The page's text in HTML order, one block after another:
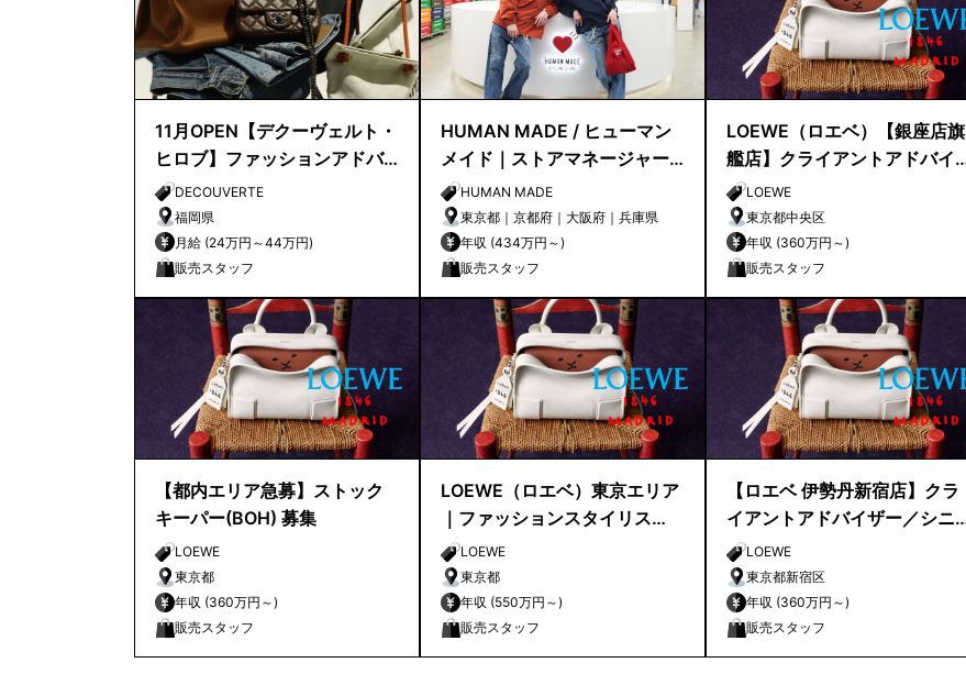
11月OPEN【デクーヴェルト・
ヒロブ】ファッションアドバ
イザー｜天神店
DECOUVERTE
福岡県
月給 (24万円～44万円)
販売スタッフ
HUMAN MADE / ヒューマン
メイド｜ストアマネージャー
店長候補
HUMAN MADE
東京都｜京都府｜大阪府｜兵庫県
年収 (434万円～)
販売スタッフ
LOEWE（ロエベ）【銀座店旗
艦店】クライアントアドバイ
ザー／シニアクライアントア
ドバイザー募集
LOEWE
東京都中央区
年収 (360万円～)
販売スタッフ
【都内エリア急募】ストック
キーパー(BOH) 募集
LOEWE
東京都
年収 (360万円～)
販売スタッフ
LOEWE（ロエベ）東京エリア
｜ファッションスタイリス
ト/Fashion Stylist
LOEWE
東京都
年収 (550万円～)
販売スタッフ
【ロエベ 伊勢丹新宿店】クラ
イアントアドバイザー／シニ
アクライアントアドバイザー
募集
LOEWE
東京都新宿区
年収 (360万円～)
販売スタッフ